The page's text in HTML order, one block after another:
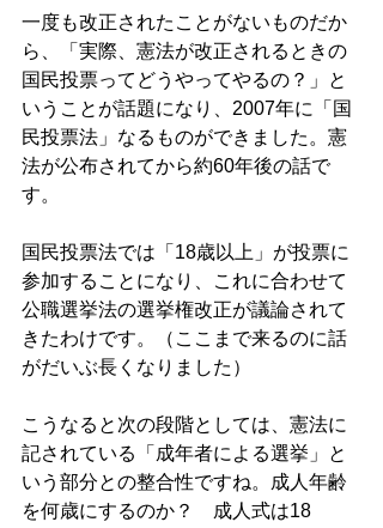
一度も改正されたことがないものだか
ら、「実際、憲法が改正されるときの
国民投票ってどうやってやるの？」と
いうことが話題になり、2007年に「国
民投票法」なるものができました。憲
法が公布されてから約60年後の話で
す。
国民投票法では「18歳以上」が投票に
参加することになり、これに合わせて
公職選挙法の選挙権改正が議論されて
きたわけです。（ここまで来るのに話
がだいぶ長くなりました）
こうなると次の段階としては、憲法に
記されている「成年者による選挙」と
いう部分との整合性ですね。成人年齢
を何歳にするのか？　成人式は18